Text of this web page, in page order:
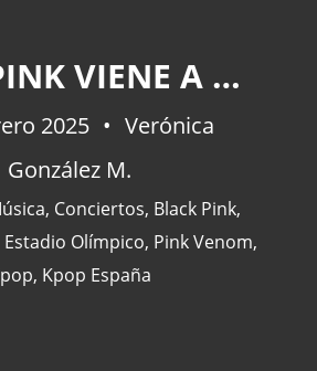
BLACKPINK VIENE A BARCELONA EL 9 DE AGOSTO
2025
Verónica
González M.
, Conciertos, Black Pink,
Estadio Olímpico, Pink Venom,
, Kpop España
(77)
(47)
(47)
(43)